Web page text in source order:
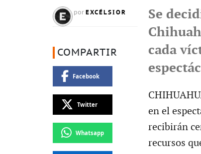
por EXCÉLSIOR
COMPARTIR
Facebook
Twitter
Whatsapp
Se
cada
en el
recibirán
recursos